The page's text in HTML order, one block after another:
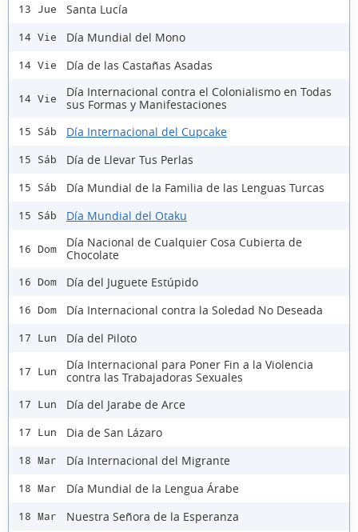
13 Jue Santa Lucía
14 Vie Día Mundial del Mono
14 Vie Día de las Castañas Asadas
14 Vie
Día Internacional contra el Colonialismo en Todas
sus Formas y Manifestaciones
15 Sáb Día Internacional del Cupcake
15 Sáb Día de Llevar Tus Perlas
15 Sáb Día Mundial de la Familia de las Lenguas Turcas
15 Sáb Día Mundial del Otaku
16 Dom
Día Nacional de Cualquier Cosa Cubierta de
Chocolate
16 Dom Día del Juguete Estúpido
16 Dom Día Internacional contra la Soledad No Deseada
17 Lun Día del Piloto
17 Lun
Día Internacional para Poner Fin a la Violencia
contra las Trabajadoras Sexuales
17 Lun Día del Jarabe de Arce
17 Lun Dia de San Lázaro
18 Mar Día Internacional del Migrante
18 Mar Día Mundial de la Lengua Árabe
18 Mar Nuestra Señora de la Esperanza